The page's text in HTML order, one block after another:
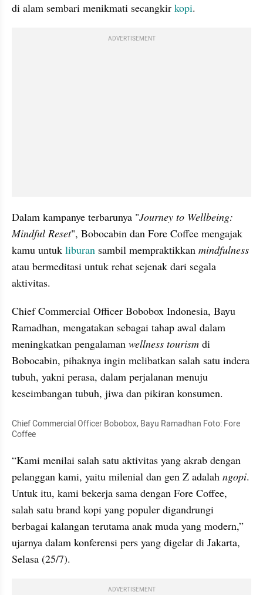
di alam sembari menikmati secangkir kopi.
ADVERTISEMENT
Dalam kampanye terbarunya "Journey to Wellbeing:
Mindful Reset", Bobocabin dan Fore Coffee mengajak
kamu untuk liburan sambil mempraktikkan mindfulness
atau bermeditasi untuk rehat sejenak dari segala
aktivitas.
Chief Commercial Officer Bobobox Indonesia, Bayu
Ramadhan, mengatakan sebagai tahap awal dalam
meningkatkan pengalaman wellness tourism di
Bobocabin, pihaknya ingin melibatkan salah satu indera
tubuh, yakni perasa, dalam perjalanan menuju
keseimbangan tubuh, jiwa dan pikiran konsumen.
Chief Commercial Officer Bobobox, Bayu Ramadhan Foto: Fore
Coffee
“Kami menilai salah satu aktivitas yang akrab dengan
pelanggan kami, yaitu milenial dan gen Z adalah ngopi.
Untuk itu, kami bekerja sama dengan Fore Coffee,
salah satu brand kopi yang populer digandrungi
berbagai kalangan terutama anak muda yang modern,”
ujarnya dalam konferensi pers yang digelar di Jakarta,
Selasa (25/7).
ADVERTISEMENT